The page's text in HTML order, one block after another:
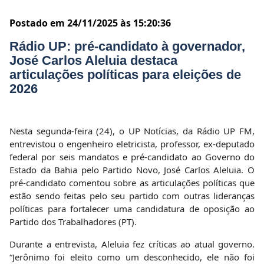
Postado em 24/11/2025 às 15:20:36
Rádio UP: pré-candidato à governador,
José Carlos Aleluia destaca
articulações políticas para eleições de
2026
Nesta segunda-feira (24), o UP Notícias, da Rádio UP FM,
entrevistou o engenheiro eletricista, professor, ex-deputado
federal por seis mandatos e pré-candidato ao Governo do
Estado da Bahia pelo Partido Novo, José Carlos Aleluia. O
pré-candidato comentou sobre as articulações políticas que
estão sendo feitas pelo seu partido com outras lideranças
políticas para fortalecer uma candidatura de oposição ao
Partido dos Trabalhadores (PT).
Durante a entrevista, Aleluia fez críticas ao atual governo.
“Jerônimo foi eleito como um desconhecido, ele não foi